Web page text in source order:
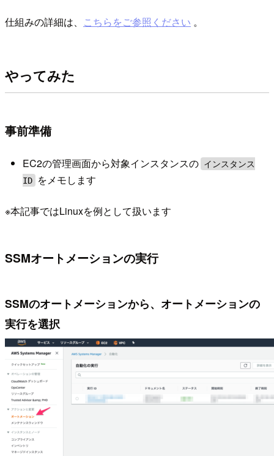
仕組みの詳細は、 こちらをご参照ください 。
やってみた
事前準備
EC2の管理画面から対象インスタンスの インスタンス
ID
をメモします
※本記事ではLinuxを例として扱います
SSMオートメーションの実行
SSMのオートメーションから、オートメーションの
実行を選択